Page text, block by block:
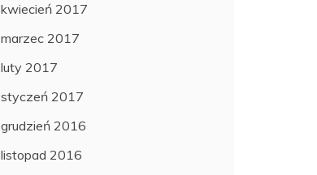
kwiecień 2017
marzec 2017
luty 2017
styczeń 2017
grudzień 2016
listopad 2016